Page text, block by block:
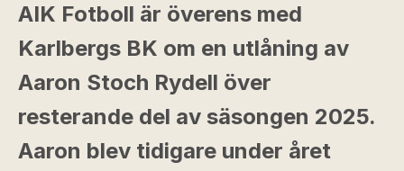
AIK Fotboll är överens med
Karlbergs BK om en utlåning av
Aaron Stoch Rydell över
resterande del av säsongen 2025.
Aaron blev tidigare under året